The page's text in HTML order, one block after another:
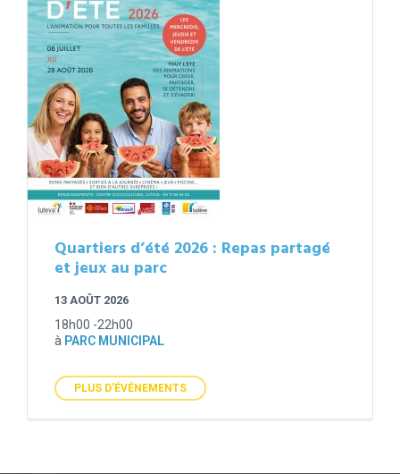
Quartiers d’été 2026 : Repas partagé
et jeux au parc
13 AOÛT 2026
18h00 -22h00
à PARC MUNICIPAL
PLUS D'ÉVÉNEMENTS